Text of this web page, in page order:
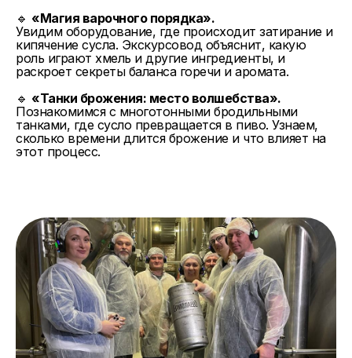
🔹 «Магия варочного порядка».
Увидим оборудование, где происходит затирание и
кипячение сусла. Экскурсовод объяснит, какую
роль играют хмель и другие ингредиенты, и
раскроет секреты баланса горечи и аромата.
🔹 «Танки брожения: место волшебства».
Познакомимся с многотонными бродильными
танками, где сусло превращается в пиво. Узнаем,
сколько времени длится брожение и что влияет на
этот процесс.